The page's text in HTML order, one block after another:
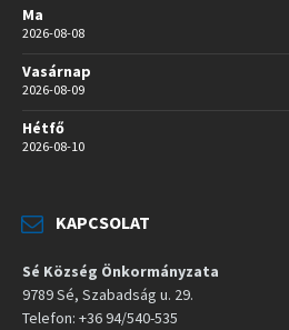
Ma
2026-08-08
Vasárnap
2026-08-09
Hétfő
2026-08-10
KAPCSOLAT
Sé Község Önkormányzata
9789 Sé, Szabadság u. 29.
Telefon: +36 94/540-535